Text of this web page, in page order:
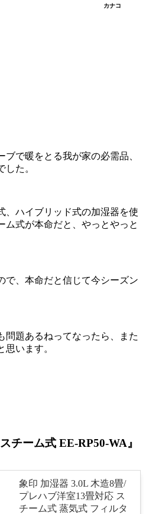
カナコ
ブで暖をとる我が家の必需品、
した。
、ハイブリッド式の加湿器を使
ム式が本命だと、やっとやっと
で、本命だと信じて今シーズン
問題あるねってなったら、また
思います。
チーム式 EE-RP50-WA』
象印 加湿器 3.0L 木造8畳/
プレハブ洋室13畳対応 ス
チーム式 蒸気式 フィルタ